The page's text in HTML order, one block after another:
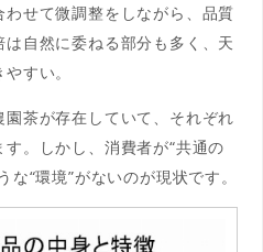
せて微調整をしながら、品質
自然に委ねる部分も多く、天
すい。
茶が存在していて、それぞれ
。しかし、消費者が“共通の
“環境”がないのが現状です。